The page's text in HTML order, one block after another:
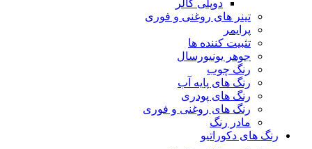
دوپلی کالر
تینر های روغنی و فوری
پرایمر
تثبیت کننده ها
جوهر یونیورسال
رنگ چوب
رنگ‌ های پایه آب
رنگ های پودری
رنگ‌ های روغنی و فوری
مادر رنگ
رنگ های دکوراتیو